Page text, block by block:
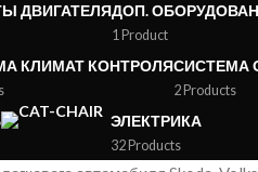
ДВИГАТЕЛЯДОП.
1 Product
КЛИМАТ КОНТРОЛЯСИСТЕМА
2 Products
ЭЛЕКТРИКА
32 Products